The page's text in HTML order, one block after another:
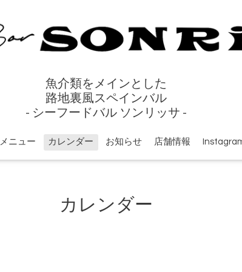
魚介類をメインとした
路地裏風スペインバル
- シーフードバル ソンリッサ -
メニュー カレンダー お知らせ 店舗情報
カレンダー